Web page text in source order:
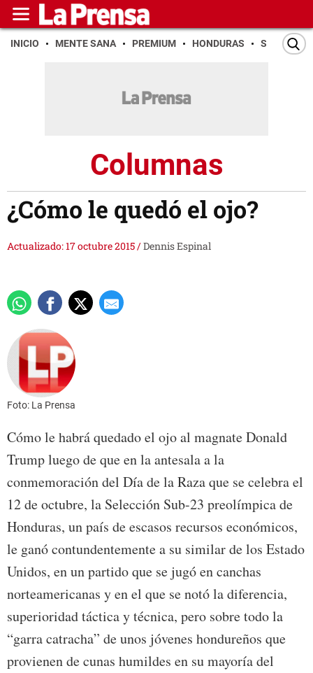
INICIO MENTE SANA PREMIUM HONDURAS SAN PEDRO
Columnas
¿Cómo le quedó el ojo?
Actualizado: 17 octubre 2015/Dennis Espinal
Foto: La Prensa
Cómo le habrá quedado el ojo al magnate Donald
Trump luego de que en la antesala a la
conmemoración del Día de la Raza que se celebra el
12 de octubre, la Selección Sub-23 preolímpica de
Honduras, un país de escasos recursos económicos,
le ganó contundentemente a su similar de los Estado
Unidos, en un partido que se jugó en canchas
norteamericanas y en el que se notó la diferencia,
superioridad táctica y técnica, pero sobre todo la
“garra catracha” de unos jóvenes hondureños que
provienen de cunas humildes en su mayoría del